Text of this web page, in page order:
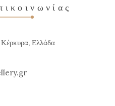
επιλογές
μπορούν
Ελλάδα
gr